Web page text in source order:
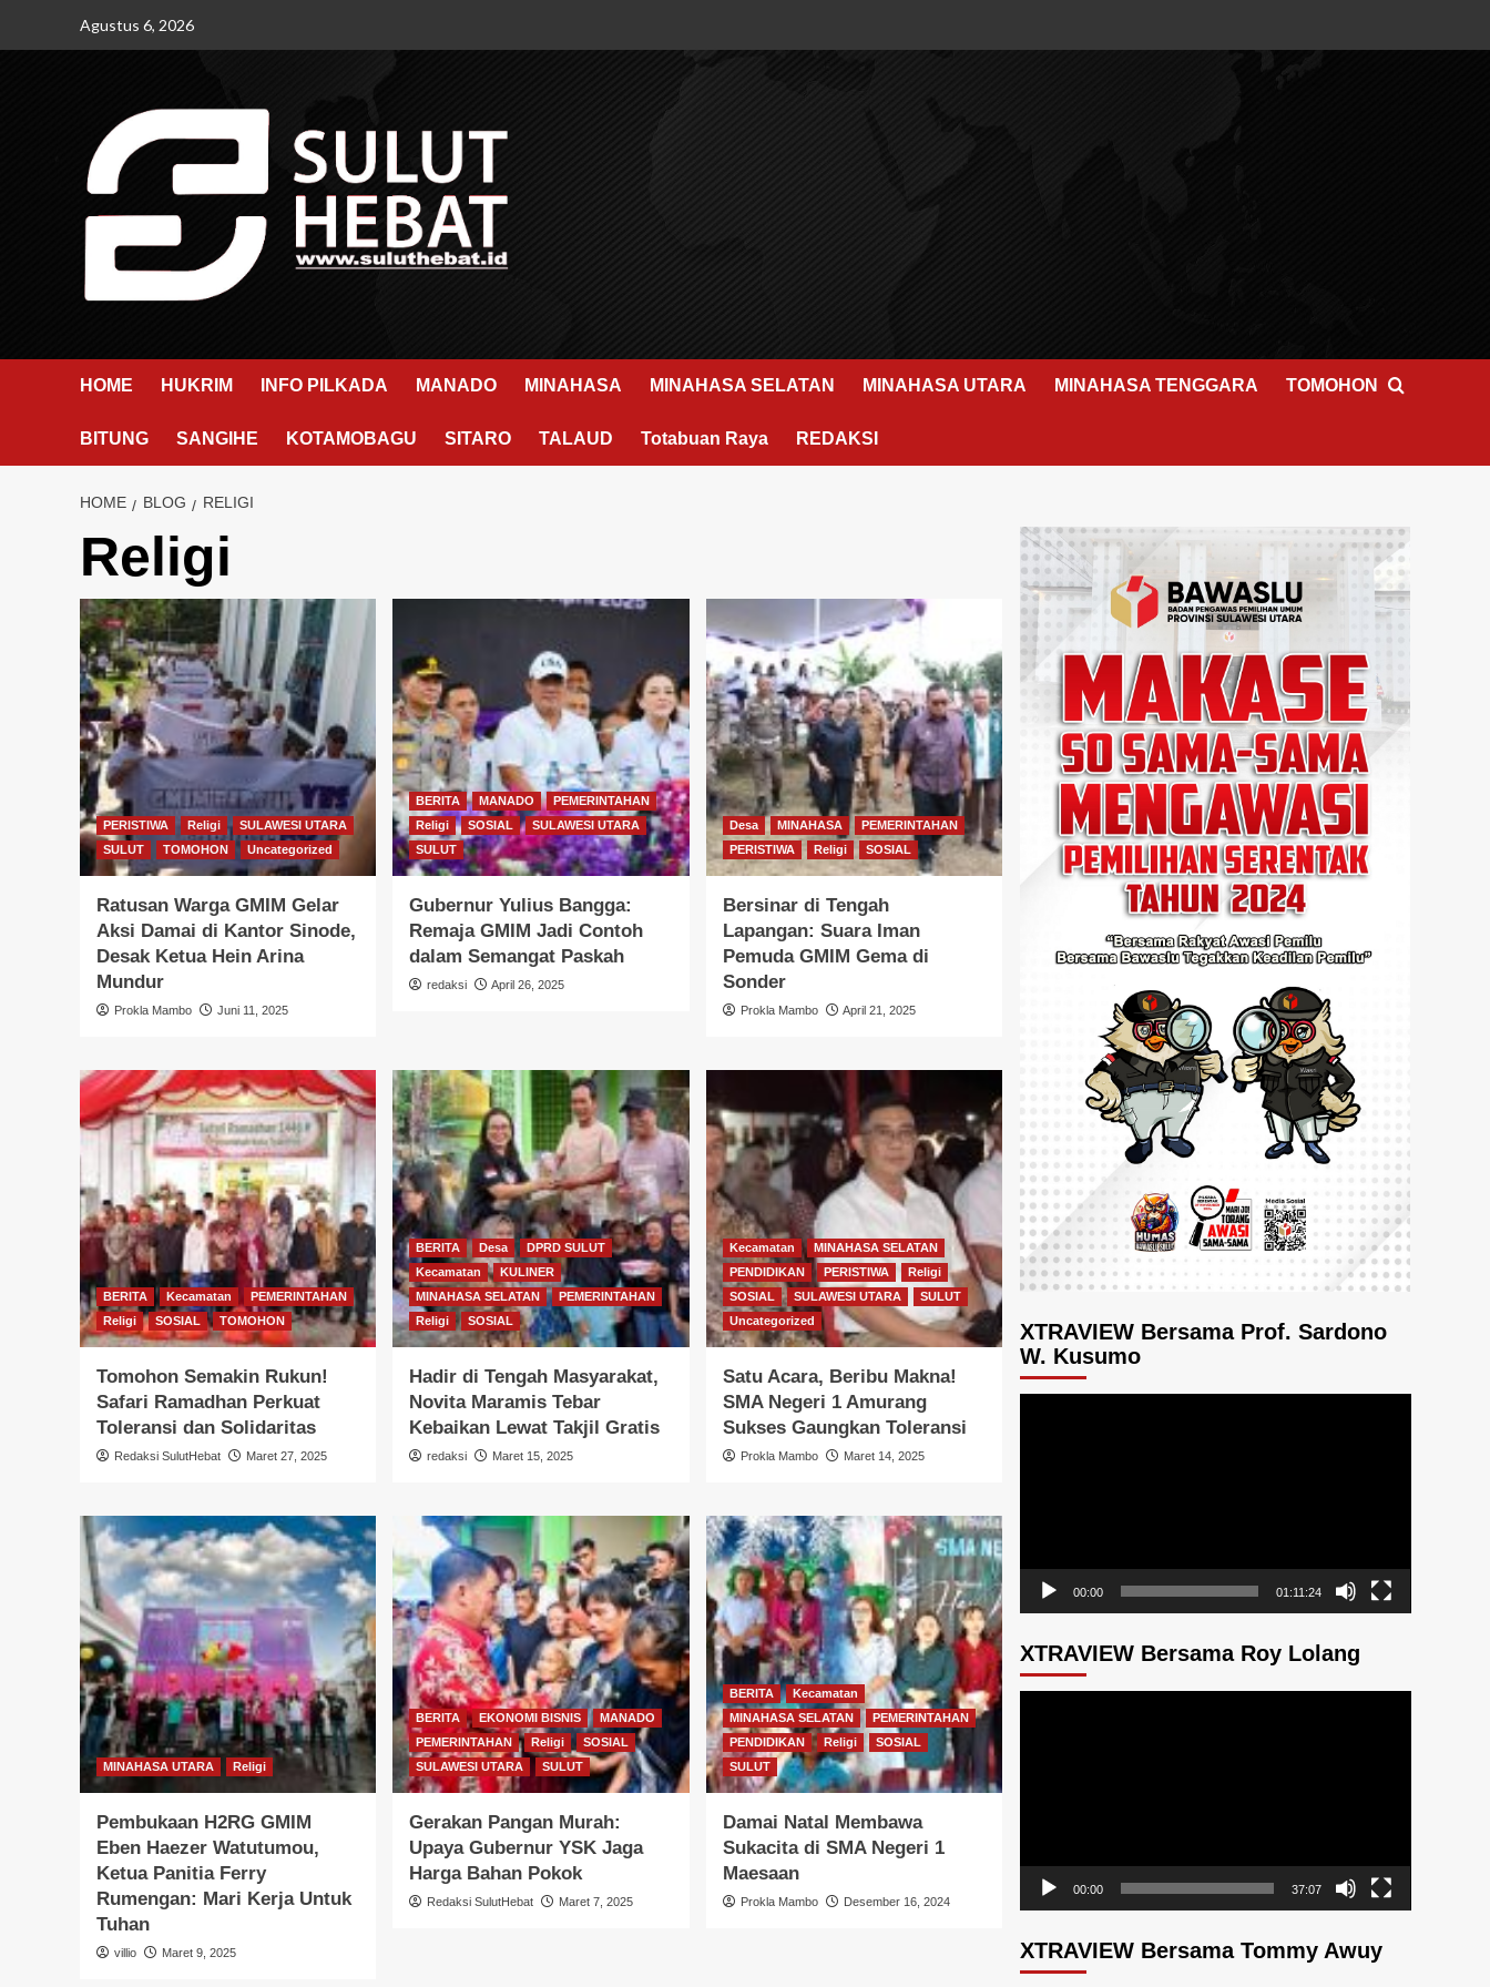
Agustus 6, 2026
HOME HUKRIM INFO PILKADA MANADO MINAHASA MINAHASA SELATAN MINAHASA UTARA MINAHASA TENGGARA TOMOHON
BITUNG SANGIHE KOTAMOBAGU SITARO TALAUD Totabuan Raya REDAKSI
HOME BLOG RELIGI
Religi
PERISTIWA Religi
SULAWESI UTARA
SULUT
TOMOHON Uncategorized
Ratusan Warga GMIM Gelar
Aksi Damai di Kantor Sinode,
Desak Ketua Hein Arina
Mundur
Prokla Mambo Juni 11, 2025
BERITA MANADO
PEMERINTAHAN
Religi
SOSIAL
SULAWESI UTARA
SULUT
Gubernur Yulius Bangga:
Remaja GMIM Jadi Contoh
dalam Semangat Paskah
redaksi April 26, 2025
Desa MINAHASA
PEMERINTAHAN
PERISTIWA
Religi SOSIAL
Bersinar di Tengah
Lapangan: Suara Iman
Pemuda GMIM Gema di
Sonder
Prokla Mambo April 21, 2025
BERITA Kecamatan
PEMERINTAHAN
Religi
SOSIAL TOMOHON
Tomohon Semakin Rukun!
Safari Ramadhan Perkuat
Toleransi dan Solidaritas
Redaksi SulutHebat Maret 27, 2025
BERITA Desa
DPRD SULUT
Kecamatan
KULINER
MINAHASA SELATAN
PEMERINTAHAN
Religi
SOSIAL
Hadir di Tengah Masyarakat,
Novita Maramis Tebar
Kebaikan Lewat Takjil Gratis
redaksi Maret 15, 2025
Kecamatan
MINAHASA SELATAN
PENDIDIKAN
PERISTIWA
Religi
SOSIAL
SULAWESI UTARA
SULUT
Uncategorized
Satu Acara, Beribu Makna!
SMA Negeri 1 Amurang
Sukses Gaungkan Toleransi
Prokla Mambo Maret 14, 2025
MINAHASA UTARA Religi
Pembukaan H2RG GMIM
Eben Haezer Watutumou,
Ketua Panitia Ferry
Rumengan: Mari Kerja Untuk
Tuhan
villio Maret 9, 2025
BERITA EKONOMI BISNIS
MANADO
PEMERINTAHAN
Religi
SOSIAL
SULAWESI UTARA
SULUT
Gerakan Pangan Murah:
Upaya Gubernur YSK Jaga
Harga Bahan Pokok
Redaksi SulutHebat Maret 7, 2025
BERITA
Kecamatan
MINAHASA SELATAN
PEMERINTAHAN
PENDIDIKAN
Religi
SOSIAL
SULUT
Damai Natal Membawa
Sukacita di SMA Negeri 1
Maesaan
Prokla Mambo Desember 16, 2024
XTRAVIEW Bersama Prof. Sardono
W. Kusumo
00:00 01:11:24
XTRAVIEW Bersama Roy Lolang
00:00 37:07
XTRAVIEW Bersama Tommy Awuy